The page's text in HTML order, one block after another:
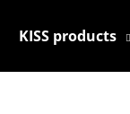
KISS products
najít?